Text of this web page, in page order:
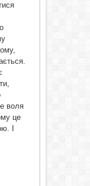
воля
це
І